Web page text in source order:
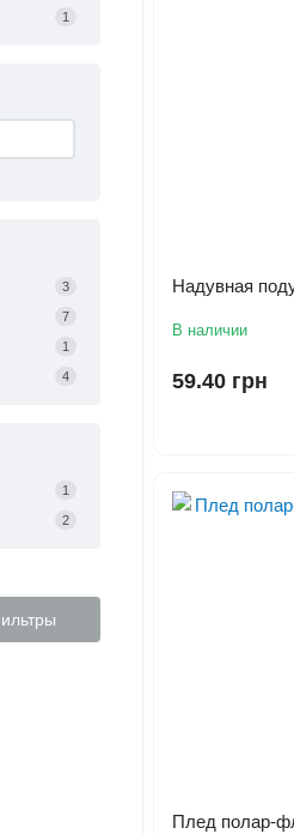
1
3
7
1
4
1
2
Надувная
В наличии
59.40 грн
Плед полар-